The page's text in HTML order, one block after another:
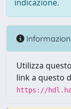
indicazione.
Utilizza
link a questo
https://